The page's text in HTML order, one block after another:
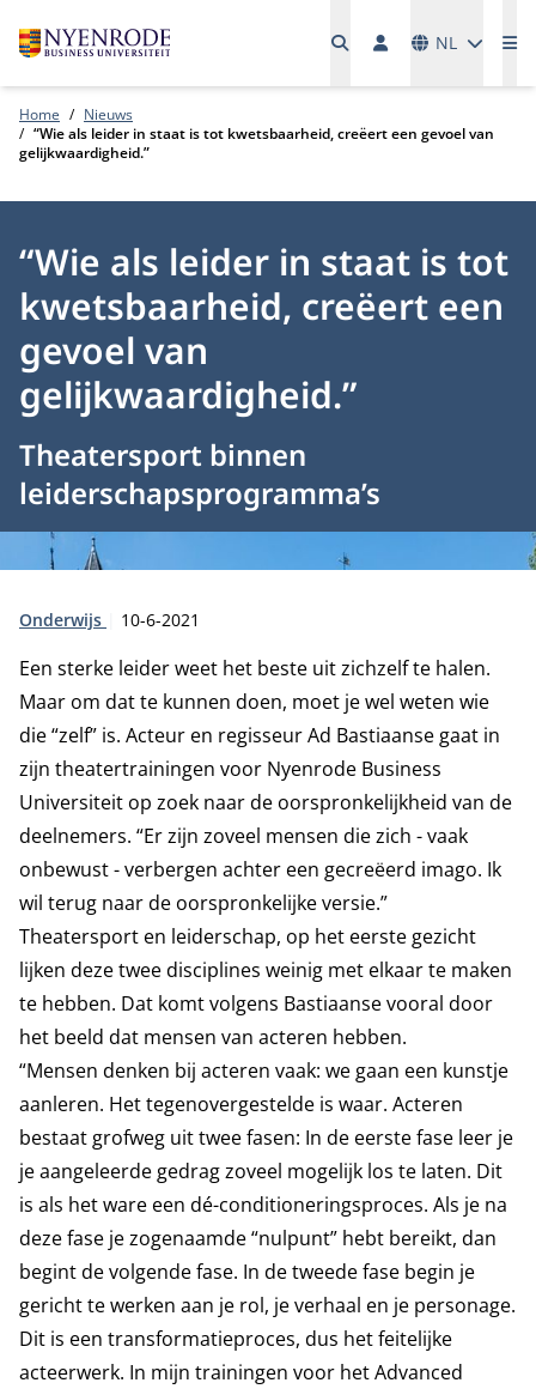
NL
Home
Nieuws
“Wie als leider in staat is tot kwetsbaarheid, creëert een gevoel van
gelijkwaardigheid.”
“Wie als leider in staat is tot
kwetsbaarheid, creëert een
gevoel van
gelijkwaardigheid.”
Theatersport binnen
leiderschapsprogramma’s
Type:
Onderwijs Publicatiedatum:
10-6-2021
Een sterke leider weet het beste uit zichzelf te halen.
Maar om dat te kunnen doen, moet je wel weten wie
die “zelf” is. Acteur en regisseur Ad Bastiaanse gaat in
zijn theatertrainingen voor Nyenrode Business
Universiteit op zoek naar de oorspronkelijkheid van de
deelnemers. “Er zijn zoveel mensen die zich - vaak
onbewust - verbergen achter een gecreëerd imago. Ik
wil terug naar de oorspronkelijke versie.”
Theatersport en leiderschap, op het eerste gezicht
lijken deze twee disciplines weinig met elkaar te maken
te hebben. Dat komt volgens Bastiaanse vooral door
het beeld dat mensen van acteren hebben.
“Mensen denken bij acteren vaak: we gaan een kunstje
aanleren. Het tegenovergestelde is waar. Acteren
bestaat grofweg uit twee fasen: In de eerste fase leer je
je aangeleerde gedrag zoveel mogelijk los te laten. Dit
is als het ware een dé-conditioneringsproces. Als je na
deze fase je zogenaamde “nulpunt” hebt bereikt, dan
begint de volgende fase. In de tweede fase begin je
gericht te werken aan je rol, je verhaal en je personage.
Dit is een transformatieproces, dus het feitelijke
acteerwerk. In mijn trainingen voor het Advanced